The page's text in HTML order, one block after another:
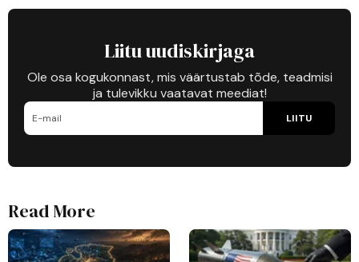
Liitu uudiskirjaga
Ole osa kogukonnast, mis väärtustab tõde, teadmisi
ja tulevikku vaatavat meediat!
LIITU
Read More